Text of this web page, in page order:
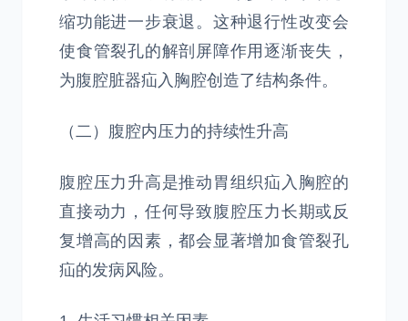
缩功能进一步衰退。这种退行性改变会
使食管裂孔的解剖屏障作用逐渐丧失，
为腹腔脏器疝入胸腔创造了结构条件。
（二）腹腔内压力的持续性升高
腹腔压力升高是推动胃组织疝入胸腔的
直接动力，任何导致腹腔压力长期或反
复增高的因素，都会显著增加食管裂孔
疝的发病风险。